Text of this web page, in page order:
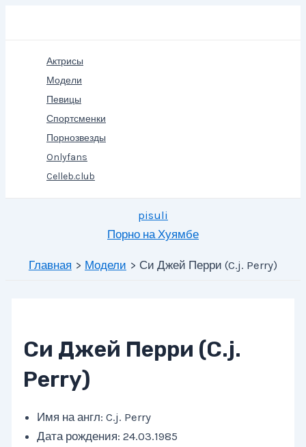
Актрисы
Модели
Певицы
Спортсменки
Порнозвезды
Onlyfans
Celleb.club
pisuli
Порно на Хуямбе
Главная Модели Си Джей Перри (C.j. Perry)
Си Джей Перри (C.j.
Perry)
Имя на англ: C.j. Perry
Дата рождения: 24.03.1985